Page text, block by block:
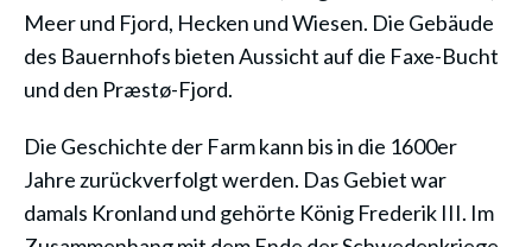
Meer und Fjord, Hecken und Wiesen. Die Gebäude
des Bauernhofs bieten Aussicht auf die Faxe-Bucht
und den Præstø-Fjord.
Die Geschichte der Farm kann bis in die 1600er
Jahre zurückverfolgt werden. Das Gebiet war
damals Kronland und gehörte König Frederik III. Im